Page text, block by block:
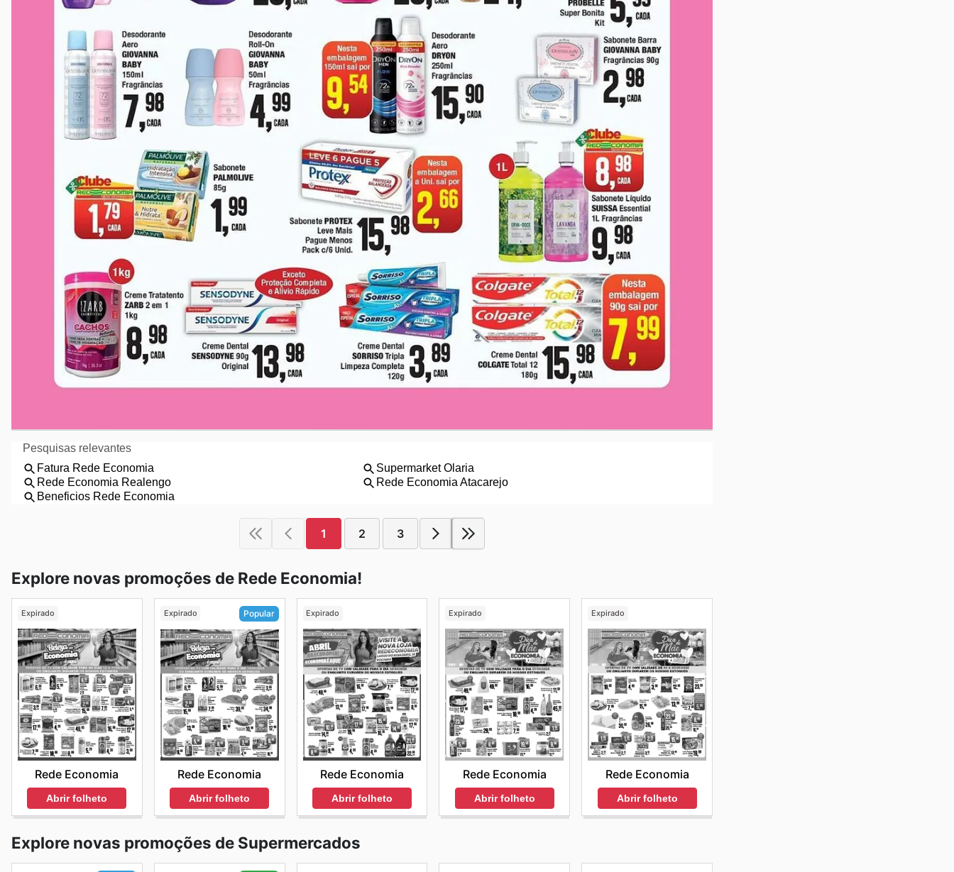
1 2 3
Explore novas promoções de Rede Economia!
Expirado
Rede Economia
Abrir folheto
Expirado Popular
Rede Economia
Abrir folheto
Expirado
Rede Economia
Abrir folheto
Expirado
Rede Economia
Abrir folheto
Expirado
Rede Economia
Abrir folheto
Explore novas promoções de Supermercados